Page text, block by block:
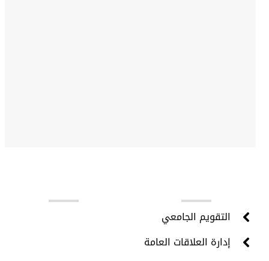
التقويم الجامعي
إدارة العلاقات العامة